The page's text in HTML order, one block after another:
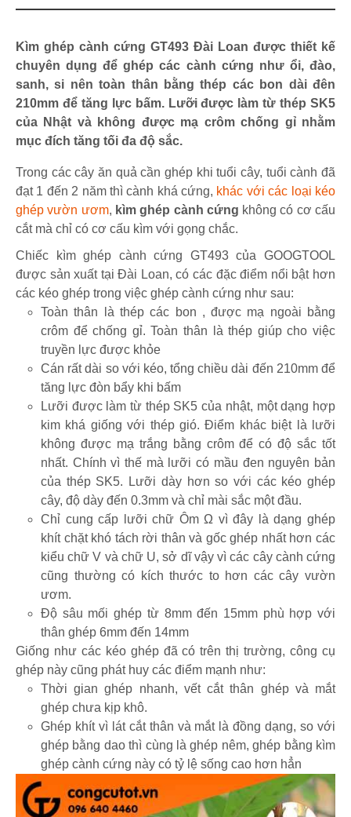
Kìm ghép cành cứng GT493 Đài Loan được thiết kế
chuyên dụng để ghép các cành cứng như ổi, đào,
sanh, si nên toàn thân bằng thép các bon dài đên
210mm để tăng lực bấm. Lưỡi được làm từ thép SK5
của Nhật và không được mạ crôm chống gỉ nhằm
mục đích tăng tối đa độ sắc.
Trong các cây ăn quả cần ghép khi tuổi cây, tuổi cành đã
đạt 1 đến 2 năm thì cành khá cứng, khác với các loại kéo
ghép vườn ươm, kìm ghép cành cứng không có cơ cấu
cắt mà chỉ có cơ cấu kìm với gọng chắc.
Chiếc kìm ghép cành cứng GT493 của GOOGTOOL
được sản xuất tại Đài Loan, có các đặc điểm nổi bật hơn
các kéo ghép trong việc ghép cành cứng như sau:
Toàn thân là thép các bon , được mạ ngoài bằng
crôm để chống gỉ. Toàn thân là thép giúp cho việc
truyền lực được khỏe
Cán rất dài so với kéo, tổng chiều dài đến 210mm để
tăng lực đòn bẩy khi bấm
Lưỡi được làm từ thép SK5 của nhật, một dạng hợp
kim khá giống với thép gió. Điểm khác biệt là lưỡi
không được mạ trắng bằng crôm để có độ sắc tốt
nhất. Chính vì thế mà lưỡi có mầu đen nguyên bản
của thép SK5. Lưỡi dày hơn so với các kéo ghép
cây, độ dày đến 0.3mm và chỉ mài sắc một đầu.
Chỉ cung cấp lưỡi chữ Ôm Ω vì đây là dạng ghép
khít chặt khó tách rời thân và gốc ghép nhất hơn các
kiểu chữ V và chữ U, sở dĩ vậy vì các cây cành cứng
cũng thường có kích thước to hơn các cây vườn
ươm.
Độ sâu mối ghép từ 8mm đến 15mm phù hợp với
thân ghép 6mm đến 14mm
Giống như các kéo ghép đã có trên thị trường, công cụ
ghép này cũng phát huy các điểm mạnh như:
Thời gian ghép nhanh, vết cắt thân ghép và mắt
ghép chưa kịp khô.
Ghép khít vì lát cắt thân và mắt là đồng dạng, so với
ghép bằng dao thì cùng là ghép nêm, ghép bằng kìm
ghép cành cứng này có tỷ lệ sống cao hơn hẳn